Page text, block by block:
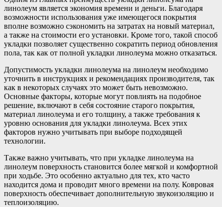
линолеум является экономия времени и деньги. Благодаря
возможности использования уже имеющегося покрытия
вполне возможно сэкономить на затратах на новый материал,
а также на стоимости его установки. Кроме того, такой способ
укладки позволяет существенно сократить период обновления
пола, так как от полной укладки линолеума можно отказаться.
Допустимость укладки линолеума на линолеум необходимо
уточнить в инструкциях и рекомендациях производителя, так
как в некоторых случаях это может быть невозможно.
Основные факторы, которые могут повлиять на подобное
решение, включают в себя состояние старого покрытия,
материал линолеума и его толщину, а также требования к
уровню основания для укладки линолеума. Всех этих
факторов нужно учитывать при выборе подходящей
технологии.
Также важно учитывать, что при укладке линолеума на
линолеум поверхность становится более мягкой и комфортной
при ходьбе. Это особенно актуально для тех, кто часто
находится дома и проводит много времени на полу. Ковровая
поверхность обеспечивает дополнительную звукоизоляцию и
теплоизоляцию.